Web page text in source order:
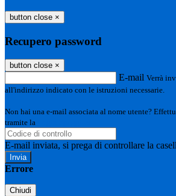
button close ×
Recupero password
button close ×
E-mail Verrà
all'indirizzo indicato con le istruzioni necessarie.
Non hai una e-mail associata al nome utente?
tramite la
E-mail inviata, si prega di controllare la
Errore
Chiudi